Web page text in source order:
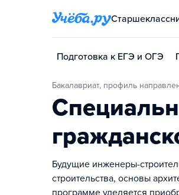
Подготовка к ЕГЭ и ОГЭ
Бакалавриат, профиль
Будущие инженеры-
строительства, основы
программе уделяется